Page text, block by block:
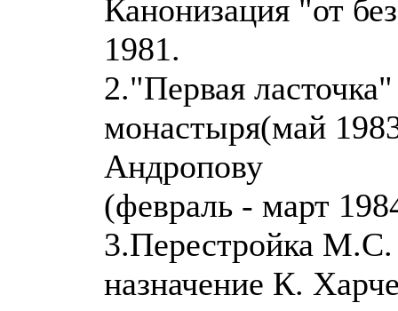
Канонизация "от
1981.
2."Первая
монастыря(май
Андропову
(февраль - март
3.Перестройка М.С.
назначение К.